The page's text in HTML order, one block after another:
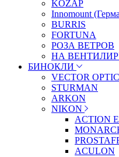
KOZAP
Innomount
BURRIS
FORTUNA
РОЗА ВЕТРОВ
НА
БИНОКЛИ
VECTOR
STURMAN
ARKON
NIKON
ACTION
ACULON